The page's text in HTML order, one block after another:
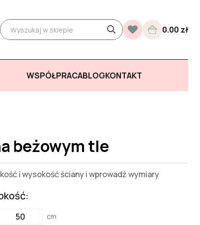
0.00 zł
WSPÓŁPRACABLOGKONTAKT
beżowym tle
i wysokość ściany i wprowadź wymiary
cm